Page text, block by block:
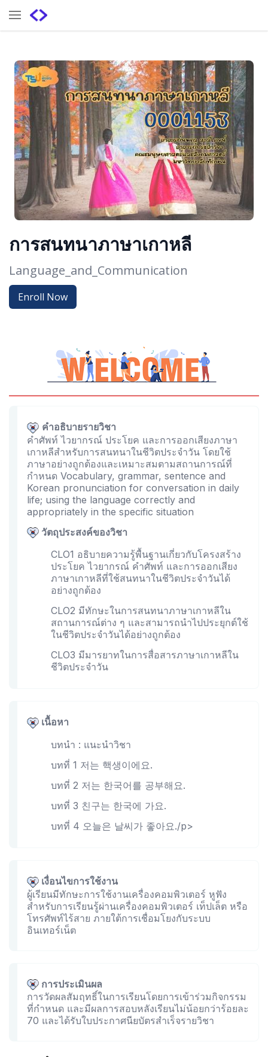
การสนทนาภาษาเกาหลี
Language_and_Communication
Enroll Now
คำอธิบายรายวิชา
คำศัพท์ ไวยากรณ์ ประโยค และการออกเสียงภาษา
เกาหลีสำหรับการสนทนาในชีวิตประจำวัน โดยใช้
ภาษาอย่างถูกต้องและเหมาะสมตามสถานการณ์ที่
กำหนด Vocabulary, grammar, sentence and
Korean pronunciation for conversation in daily
life; using the language correctly and
appropriately in the specific situation
วัตถุประสงค์ของวิชา
CLO1 อธิบายความรู้พื้นฐานเกี่ยวกับโครงสร้าง
ประโยค ไวยากรณ์ คำศัพท์ และการออกเสียง
ภาษาเกาหลีที่ใช้สนทนาในชีวิตประจำวันได้
อย่างถูกต้อง
CLO2 มีทักษะในการสนทนาภาษาเกาหลีใน
สถานการณ์ต่าง ๆ และสามารถนำไปประยุกต์ใช้
ในชีวิตประจำวันได้อย่างถูกต้อง
CLO3 มีมารยาทในการสื่อสารภาษาเกาหลีใน
ชีวิตประจำวัน
เนื้อหา
บทนำ : แนะนำวิชา
บทที่ 1 저는 핵생이에요.
บทที่ 2 저는 한국어를 공부해요.
บทที่ 3 친구는 한국에 가요.
บทที่ 4 오늘은 날씨가 좋아요./p>
เงื่อนไขการใช้งาน
ผู้เรียนมีทักษะการใช้งานเครื่องคอมพิวเตอร์ หูฟัง
สำหรับการเรียนรู้ผ่านเครื่องคอมพิวเตอร์ เท็ปเล็ต หรือ
โทรศัพท์ไร้สาย ภายใต้การเชื่อมโยงกับระบบ
อินเทอร์เน็ต
การประเมินผล
การวัดผลสัมฤทธิ์ในการเรียนโดยการเข้าร่วมกิจกรรม
ที่กำหนด และมีผลการสอบหลังเรียนไม่น้อยกว่าร้อยละ
70 และได้รับใบประกาศนียบัตรสำเร็จรายวิชา